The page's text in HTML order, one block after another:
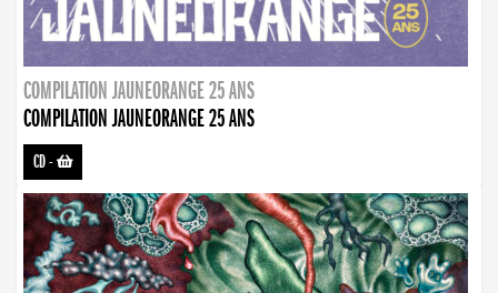
COMPILATION JAUNEORANGE 25 ANS
COMPILATION JAUNEORANGE 25 ANS
CD-